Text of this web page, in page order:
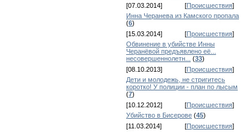
[07.03.2014]
[Происшествия]
Инна Черанева из Камского пропала
(6)
[15.03.2014]
[Происшествия]
Обвинение в убийстве Инны
Черанёвой предъявлено её...
несовершеннолетн...
(33)
[08.10.2013]
[Происшествия]
Дети и молодежь, не стригитесь
коротко! У полиции - план по лысым
(7)
[10.12.2012]
[Происшествия]
Убийство в Бисерове (45)
[11.03.2014]
[Происшествия]